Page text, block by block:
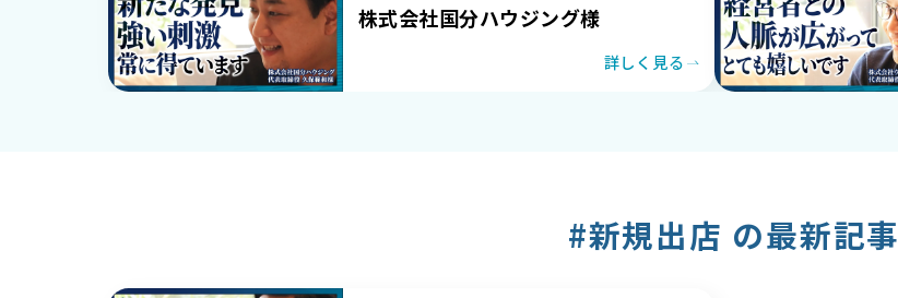
株式会社国分ハウジング様
詳しく見る
#新規出店 の最新記事